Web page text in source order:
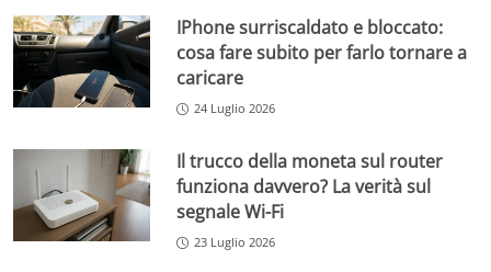
IPhone surriscaldato e bloccato:
cosa fare subito per farlo tornare a
caricare
24 Luglio 2026
Il trucco della moneta sul router
funziona davvero? La verità sul
segnale Wi-Fi
23 Luglio 2026